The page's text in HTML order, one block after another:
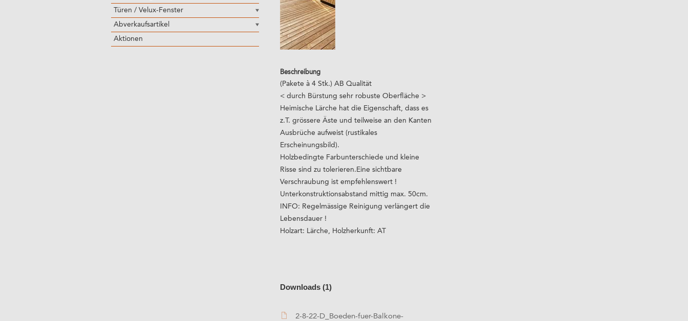
Türen / Velux-Fenster
Abverkaufsartikel
Aktionen
Beschreibung
(Pakete à 4 Stk.) AB Qualität
< durch Bürstung sehr robuste Oberfläche >
Heimische Lärche hat die Eigenschaft, dass es
z.T. grössere Äste und teilweise an den Kanten
Ausbrüche aufweist (rustikales
Erscheinungsbild).
Holzbedingte Farbunterschiede und kleine
Risse sind zu tolerieren.Eine sichtbare
Verschraubung ist empfehlenswert !
Unterkonstruktionsabstand mittig max. 50cm.
INFO: Regelmässige Reinigung verlängert die
Lebensdauer !
Holzart: Lärche, Holzherkunft: AT
Downloads (1)
2-8-22-D_Boeden-fuer-Balkone-